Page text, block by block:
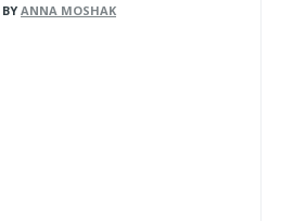
BY ANNA MOSHAK